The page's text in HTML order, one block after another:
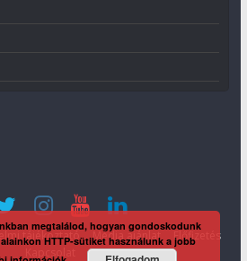
tájékoztató Média ajánlat
Előfizetés
Kapcsolat
megtalálod, hogyan gondoskodunk
HTTP-sütiket használunk a jobb